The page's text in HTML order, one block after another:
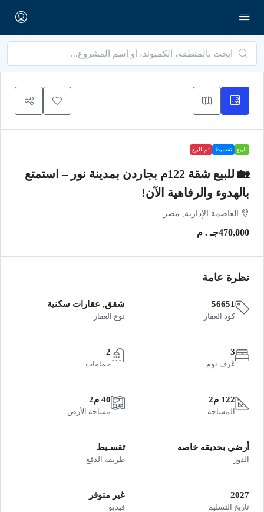
للبيع تقسيط تم البيع
🏡 للبيع شقة 122م بجاردن بمدينة نور – استمتع
بالهدوء والرفاهية الآن!
العاصمة الإدارية, مصر
470,000جـ . م
نظرة عامة
56651
كود العقار
شقق, عقارات سكنية
نوع العقار
3
غرف نوم
2
حمامات
122 م2
المساحة
40 م2
مساحة الأرض
أرضي بحديقه خاصه
الدور
تقسـيط
طريقة الدفع
2027
تاريخ التسليم
غير متوفر
فيديو